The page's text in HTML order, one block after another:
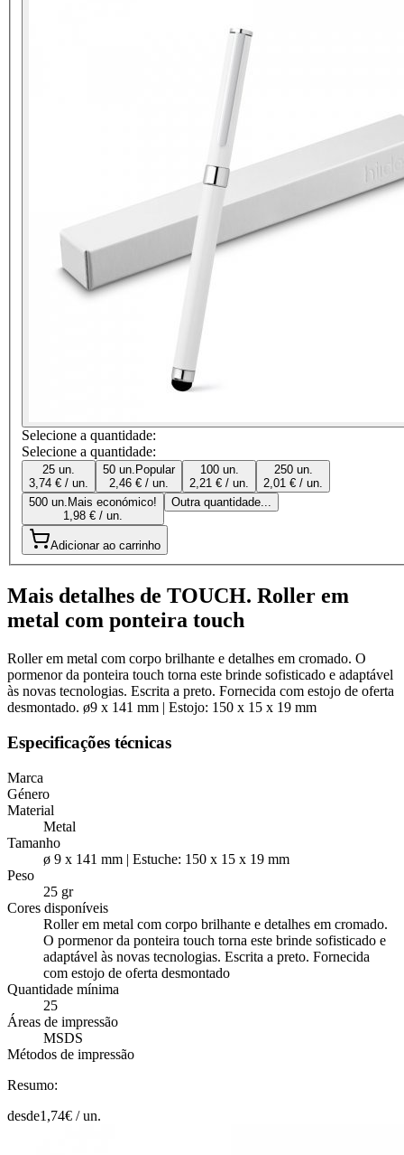
Selecione a quantidade:
Selecione a quantidade:
25 un.
3,74 € / un.
50 un. Popular
2,46 € / un.
100 un.
2,21 € / un.
250 un.
2,01 € / un.
500 un. Mais económico!
1,98 € / un.
Outra quantidade...
Adicionar ao carrinho
Mais detalhes de TOUCH. Roller em
metal com ponteira touch
Roller em metal com corpo brilhante e detalhes em cromado. O
pormenor da ponteira touch torna este brinde sofisticado e adaptável
às novas tecnologias. Escrita a preto. Fornecida com estojo de oferta
desmontado. ø9 x 141 mm | Estojo: 150 x 15 x 19 mm
Especificações técnicas
Marca
Género
Material
Metal
Tamanho
ø 9 x 141 mm | Estuche: 150 x 15 x 19 mm
Peso
25 gr
Cores disponíveis
Roller em metal com corpo brilhante e detalhes em cromado.
O pormenor da ponteira touch torna este brinde sofisticado e
adaptável às novas tecnologias. Escrita a preto. Fornecida
com estojo de oferta desmontado
Quantidade mínima
25
Áreas de impressão
MSDS
Métodos de impressão
Resumo:
desde1,74€ /un.